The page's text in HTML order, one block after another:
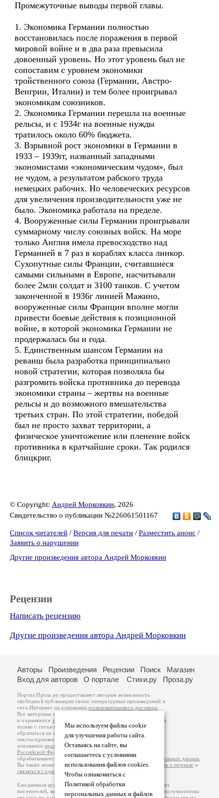
Промежуточные выводы первой главы.
1. Экономика Германии полностью
восстановилась после поражения в первой
мировой войне и в два раза превысила
довоенный уровень. Но этот уровень был не
сопоставим с уровнем экономики
тройственного союза (Германии, Австро-
Венгрии, Италии) и тем более проигрывал
экономикам союзников.
2. Экономика Германии перешла на военные
рельсы, и с 1934г на военные нужды
тратилось около 60% бюджета.
3. Взрывной рост экономики в Германии в
1933 – 1939гг, названный западными
экономистами «экономическим чудом», был
не чудом, а результатом рабского труда
немецких рабочих. Но человеческих ресурсов
для увеличения производительности уже не
было. Экономика работала на пределе.
4. Вооруженные силы Германии проигрывали
суммарному числу союзных войск. На море
только Англия имела превосходство над
Германией в 7 раз в кораблях класса линкор.
Сухопутные силы Франции, считавшиеся
самыми сильными в Европе, насчитывали
более 2млн солдат и 3100 танков. С учетом
законченной в 1936г линией Мажино,
вооруженные силы Франции вполне могли
привести боевые действия к позиционной
войне, в которой экономика Германии не
продержалась бы и года.
5. Единственным шансом Германии на
реванш была разработка принципиально
новой стратегии, которая позволяла бы
разгромить войска противника до перевода
экономики страны – жертвы на военные
рельсы и до возможного вмешательства
третьих стран. По этой стратегии, победой
был не просто захват территории, а
физическое уничтожение или пленение войск
противника в кратчайшие сроки. Так родился
блицкриг.
© Copyright: Андрей Морковкин, 2026
Свидетельство о публикации №226061501167
Список читателей / Версия для печати / Разместить анонс /
Заявить о нарушении
Другие произведения автора Андрей Морковкин
Рецензии
Написать рецензию
Другие произведения автора Андрей Морковкин
Мы используем файлы cookie
для улучшения работы сайта.
Оставаясь на сайте, вы
соглашаетесь с условиями
использования файлов cookies.
Чтобы ознакомиться с
Политикой обработки
персональных данных и файлов
Авторы Произведения Рецензии Поиск
Магазин
Вход для авторов
О портале Стихи.ру Проза.ру
Портал Проза.ру предоставляет авторам возможность
свободной публикации своих литературных произведений в
сети Интернет на основаниипользовательского договора
Все авторские права на произведения принадлежат авторам
и охраняются законом
. Перепечатка произведений возможна
только с согласия его автора, к которому вы можете
обратиться на его авторской странице. Ответственность за
тексты произведений авторы несут самостоятельно на
основанииправил публикацииизаконодательства
Российской Федерации
обрабатываются на основанииПолитики обработки персональных данных
Вы также можете посмотреть более подробнуюинформацию о портале и
связаться с администрацией
Ежедневная аудитория портала Проза.ру – порядка 100 тысяч
посетителей, которые в общей сумме просматривают более полумиллиона